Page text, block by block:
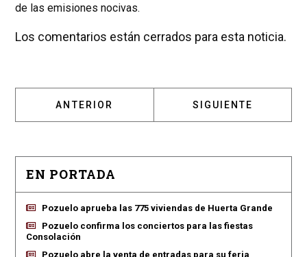
de las emisiones nocivas.
Los comentarios están cerrados para esta noticia.
ARTÍCULO ANTERIOR: CARTUCHOS DE
ANTERIOR ARTÍCULO
SIGUIENTE
EN PORTADA
Pozuelo aprueba las 775 viviendas de Huerta Grande
Pozuelo confirma los conciertos para las fiestas
Consolación
Pozuelo abre la venta de entradas para su feria